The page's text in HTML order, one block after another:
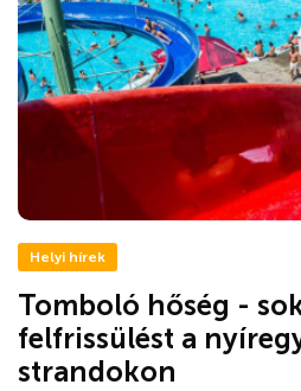
Helyi hírek
Tomboló hőség -
felfrissülést a
strandokon